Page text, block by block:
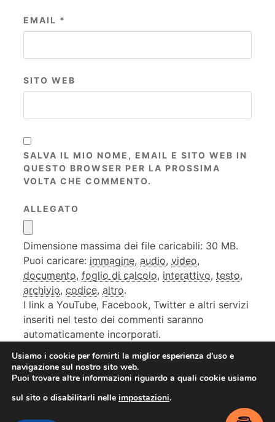
EMAIL *
SITO WEB
SALVA IL MIO NOME, EMAIL E SITO WEB IN
QUESTO BROWSER PER LA PROSSIMA
VOLTA CHE COMMENTO.
ALLEGATO
Dimensione massima dei file caricabili: 30 MB.
Puoi caricare: immagine, audio, video,
documento, foglio di calcolo, interattivo, testo,
archivio, codice, altro.
I link a YouTube, Facebook, Twitter e altri servizi
inseriti nel testo dei commenti saranno
automaticamente incorporati.
Usiamo i cookie per fornirti la miglior esperienza d'uso e
navigazione sul nostro sito web.
Puoi trovare altre informazioni riguardo a quali cookie usiamo
sul sito o disabilitarli nelle impostazioni.